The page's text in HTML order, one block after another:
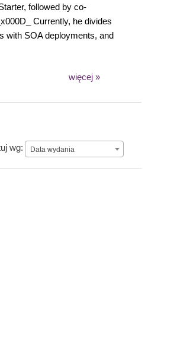
followed by co-
Currently, he divides
with SOA deployments, and
więcej »
wg: Data wydania
Data wydania